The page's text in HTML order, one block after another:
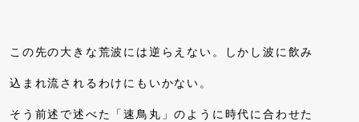
この先の大きな荒波には逆らえない。しかし波に飲み
込まれ流されるわけにもいかない。
そう前述で述べた「速鳥丸」のように時代に合わせた